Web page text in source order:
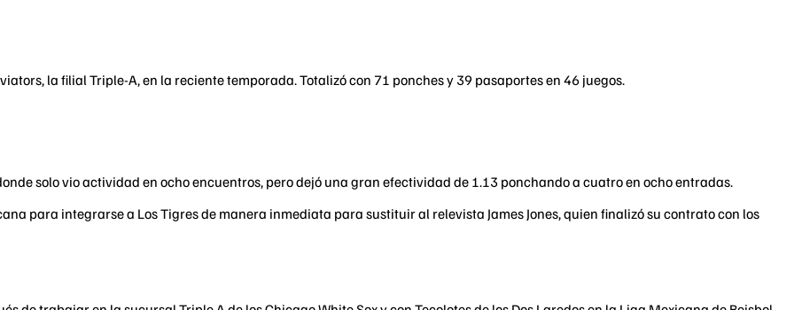
la filial Triple-A, en la reciente temporada. Totalizó con 71 ponches y 39 pasaportes en 46 juegos.
solo vio actividad en ocho encuentros, pero dejó una gran efectividad de 1.13 ponchando a cuatro en ocho entradas.
para integrarse a Los Tigres de manera inmediata para sustituir al relevista James Jones, quien finalizó su contrato con los